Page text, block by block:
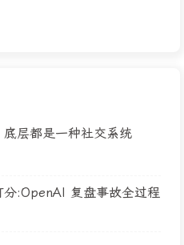
层都是一种社交系统
:OpenAI 复盘事故全过程